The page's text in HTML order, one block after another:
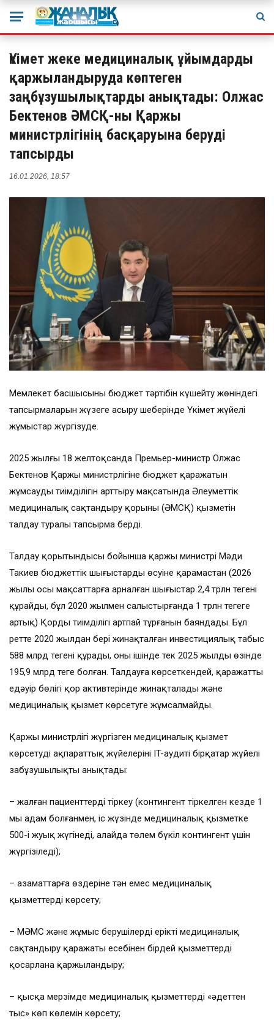
Үкімет жеке медициналық ұйымдарды
қаржыландыруда көптеген
заңбұзушылықтарды анықтады: Олжас
Бектенов ӘМСҚ-ны Қаржы
министрлігінің басқаруына беруді
тапсырды
16.01.2026, 18:57
Мемлекет басшысының бюджет тәртібін күшейту жөніндегі
тапсырмаларын жүзеге асыру шеңберінде Үкімет жүйелі
жұмыстар жүргізуде.
2025 жылғы 18 желтоқсанда Премьер-министр Олжас
Бектенов Қаржы министрлігіне бюджет қаражатын
жұмсаудың тиімділігін арттыру мақсатында Әлеуметтік
медициналық сақтандыру қорының (ӘМСҚ) қызметін
талдау туралы тапсырма берді.
Талдау қорытындысы бойынша қаржы министрі Мәди
Такиев бюджеттік шығыстардың өсуіне қарамастан (2026
жылы осы мақсаттарға арналған шығыстар 2,4 трлн теңгені
құрайды, бұл 2020 жылмен салыстырғанда 1 трлн теңгеге
артық) Қордың тиімділігі артпай тұрғанын баяндады. Бұл
ретте 2020 жылдан бері жинақталған инвестициялық табыс
588 млрд теңгені құрады, оның ішінде тек 2025 жылдың өзінде
195,9 млрд теңге болған. Талдауға көрсеткендей, қаражаттың
едәуір бөлігі қор активтерінде жинақталады және
медициналық қызмет көрсетуге жұмсалмайды.
Қаржы министрлігі жүргізген медициналық қызмет
көрсетудің ақпараттық жүйелерінің IT-аудиті бірқатар жүйелі
заңбұзушылықты анықтады:
– жалған пациенттерді тіркеу (контингент тіркелген кезде 1
мың адам болғанмен, іс жүзінде медициналық қызметке
500-і жуық жүгінеді, алайда төлем бүкіл контингент үшін
жүргізіледі);
– азаматтарға өздеріне тән емес медициналық
қызметтерді көрсету;
– МӘМС және жұмыс берушілердің ерікті медициналық
сақтандыру қаражаты есебінен бірдей қызметтерді
қосарлана қаржыландыру;
– қысқа мерзімде медициналық қызметтердің «әдеттен
тыс» көп көлемін көрсету;